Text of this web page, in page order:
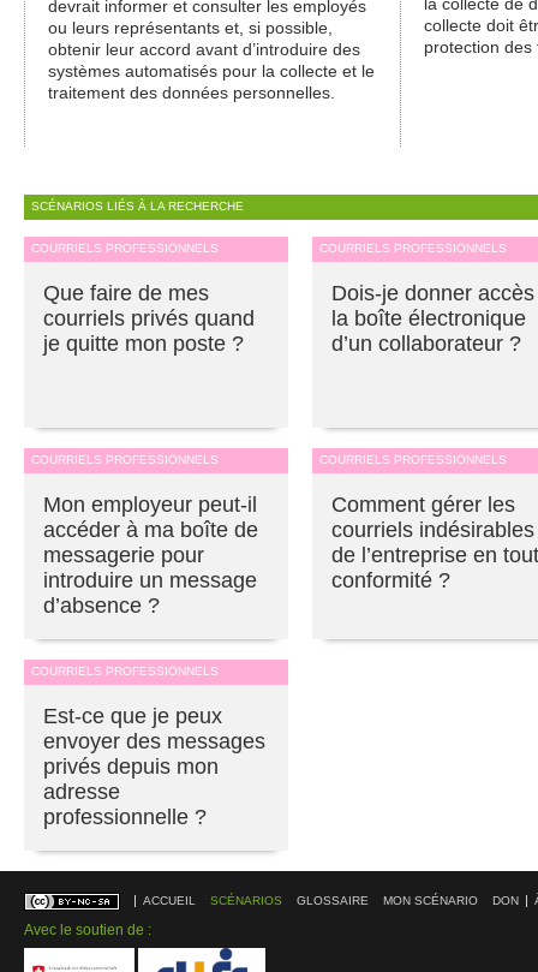
devrait informer et consulter les employés
ou leurs représentants et, si possible,
obtenir leur accord avant d’introduire des
systèmes automatisés pour la collecte et le
traitement des données personnelles.
la collecte de
collecte doit
protection des
SCÉNARIOS LIÉS À LA RECHERCHE
COURRIELS PROFESSIONNELS
Que faire de mes
courriels privés quand
je quitte mon poste ?
COURRIELS PROFESSIONNELS
Dois-je donner
la boîte électronique
d’un collaborateur ?
COURRIELS PROFESSIONNELS
Mon employeur peut-il
accéder à ma boîte de
messagerie pour
introduire un message
d’absence ?
COURRIELS PROFESSIONNELS
Comment gérer les
courriels indésirables
de l’entreprise en
conformité ?
COURRIELS PROFESSIONNELS
Est-ce que je peux
envoyer des messages
privés depuis mon
adresse
professionnelle ?
ACCUEIL SCÉNARIOS GLOSSAIRE MON SCÉNARIO DON
Avec le soutien de :